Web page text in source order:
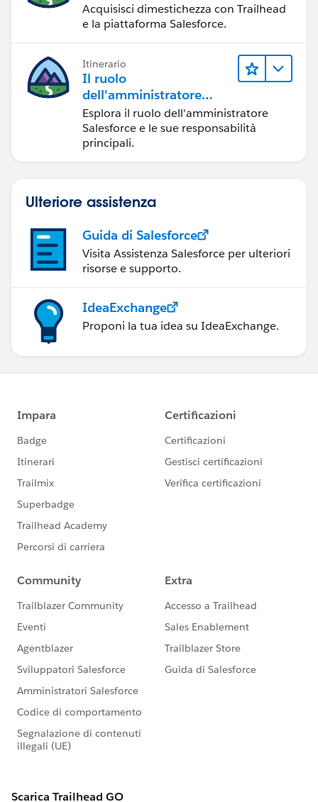
Acquisisci dimestichezza con Trailhead
e la piattaforma Salesforce.
Itinerario
Il ruolo
dell'amministratore
Salesforce
Esplora il ruolo dell'amministratore
Salesforce e le sue responsabilità
principali.
Ulteriore assistenza
Guida di Salesforce
Visita Assistenza Salesforce per ulteriori
risorse e supporto.
IdeaExchange
Proponi la tua idea su IdeaExchange.